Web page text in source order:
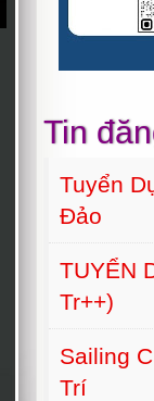
Tin
Tuyển
Đảo
TUYỂN
Tr++)
Sailing
Trí